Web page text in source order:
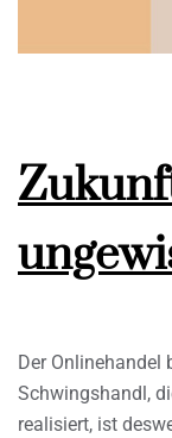
Der Onlinehandel
Schwingshandl,
realisiert, ist